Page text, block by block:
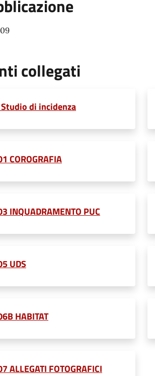
collegati
di incidenza
COROGRAFIA
INQUADRAMENTO PUC
UDS
HABITAT
ALLEGATI FOTOGRAFICI